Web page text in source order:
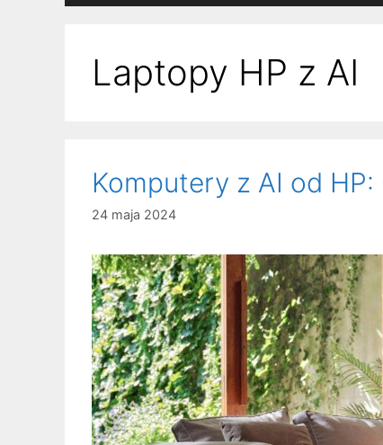
Laptopy HP z AI
Komputery z AI od
24 maja 2024